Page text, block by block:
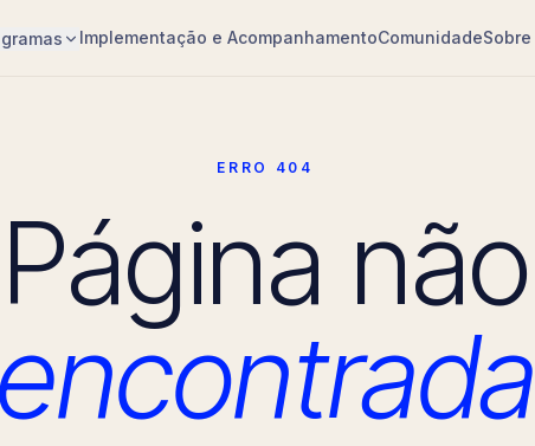
Implementação e AcompanhamentoComunidadeSobre
ERRO 404
Página não